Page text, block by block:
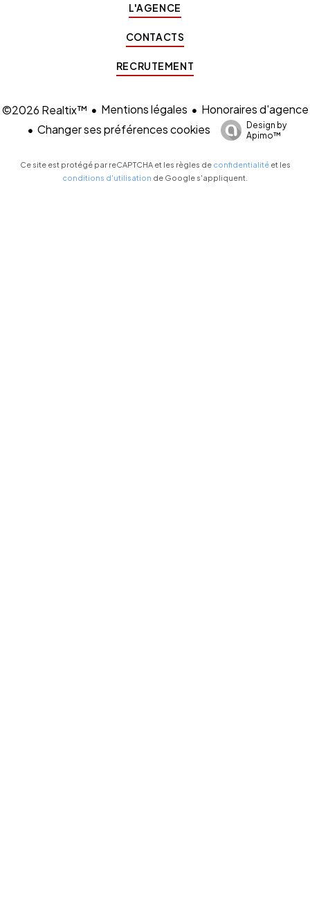
L'AGENCE
CONTACTS
RECRUTEMENT
©2026 Realtix™ Mentions légales
Honoraires d'agence
Changer ses préférences cookies
Design by
Apimo™
Ce site est protégé par reCAPTCHA et les règles de confidentialitéet les
conditions d'utilisation de Google s'appliquent.